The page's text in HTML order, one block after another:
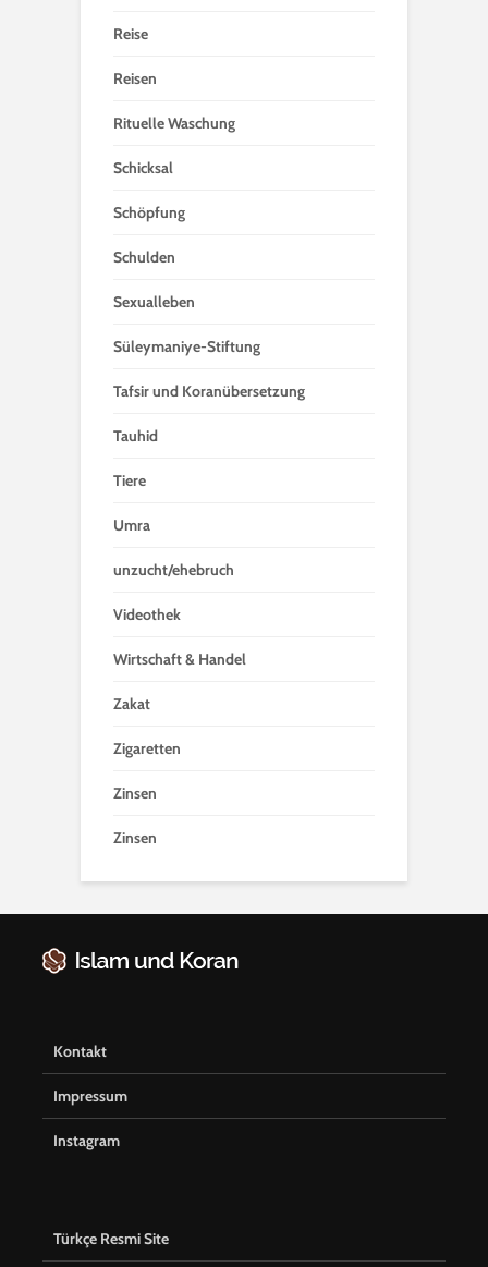
Reise
Reisen
Rituelle Waschung
Schicksal
Schöpfung
Schulden
Sexualleben
Süleymaniye-Stiftung
Tafsir und Koranübersetzung
Tauhid
Tiere
Umra
unzucht/ehebruch
Videothek
Wirtschaft & Handel
Zakat
Zigaretten
Zinsen
Zinsen
Kontakt
Impressum
Instagram
Türkçe Resmi Site